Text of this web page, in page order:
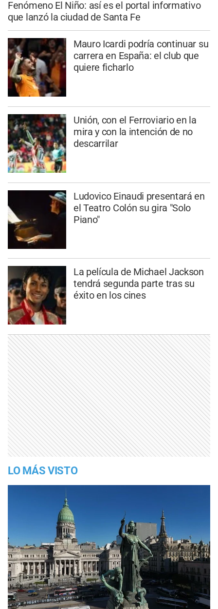
Fenómeno El Niño: así es el portal informativo
que lanzó la ciudad de Santa Fe
Mauro Icardi podría continuar su
carrera en España: el club que
quiere ficharlo
Unión, con el Ferroviario en la
mira y con la intención de no
descarrilar
Ludovico Einaudi presentará en
el Teatro Colón su gira "Solo
Piano"
La película de Michael Jackson
tendrá segunda parte tras su
éxito en los cines
LO MÁS VISTO